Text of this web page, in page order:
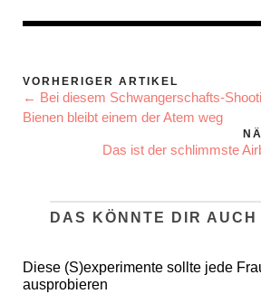
VORHERIGER ARTIKEL
← Bei diesem Schwangerschafts-
Bienen bleibt einem der Atem weg
Das ist der schlimmste
DAS KÖNNTE DIR AUCH
Diese (S)experimente sollte jede
ausprobieren